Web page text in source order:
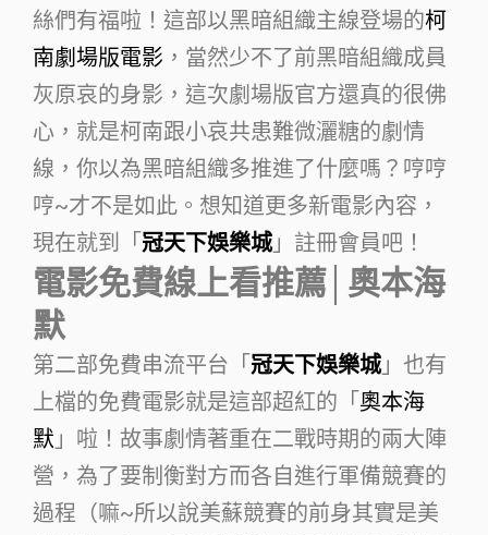
絲們有福啦！這部以黑暗組織主線登場的柯
南劇場版電影 ，當然少不了前黑暗組織成員
灰原哀的身影，這次劇場版官方還真的很佛
心，就是柯南跟小哀共患難微灑糖的劇情
線，你以為黑暗組織多推進了什麼嗎？哼哼
哼~才不是如此。想知道更多新電影內容，
現在就到「 冠天下娛樂城」註冊會員吧！
電影免費線上看推薦│奧本海
默
第二部免費串流平台「 冠天下娛樂城」也有
上檔的免費電影就是這部超紅的「 奧本海
默 」啦！故事劇情著重在二戰時期的兩大陣
營，為了要制衡對方而各自進行軍備競賽的
過程（嘛~所以說美蘇競賽的前身其實是美